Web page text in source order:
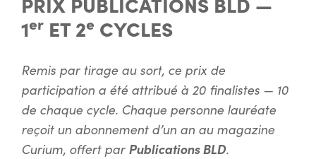
1er ET 2e CYCLES
Remis par tirage au sort, ce prix de
participation a été attribué à 20 finalistes — 10
de chaque cycle. Chaque personne lauréate
reçoit un abonnement d’un an au magazine
Curium, offert par Publications BLD.